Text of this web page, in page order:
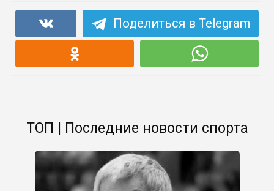
Поделиться в Telegram
ТОП | Последние новости спорта